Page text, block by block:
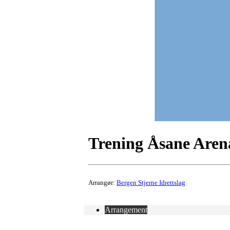
Trening Åsane
Arrangør: Bergen Stjerne Idrettslag
Arrangement